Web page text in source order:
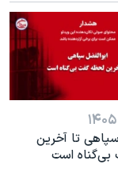
تا آخرین
است